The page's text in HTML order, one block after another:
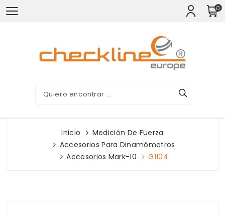
0
Inicio
Medición De Fuerza
Accesorios Para Dinamómetros
Accesorios Mark-10
G1104